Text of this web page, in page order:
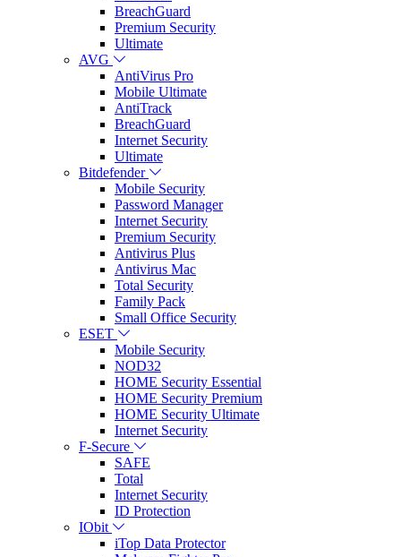
BreachGuard
Premium Security
Ultimate
AVG
AntiVirus Pro
Mobile Ultimate
AntiTrack
BreachGuard
Internet Security
Ultimate
Bitdefender
Mobile Security
Password Manager
Internet Security
Premium Security
Antivirus Plus
Antivirus Mac
Total Security
Family Pack
Small Office Security
ESET
Mobile Security
NOD32
HOME Security Essential
HOME Security Premium
HOME Security Ultimate
Internet Security
F-Secure
SAFE
Total
Internet Security
ID Protection
IObit
iTop Data Protector